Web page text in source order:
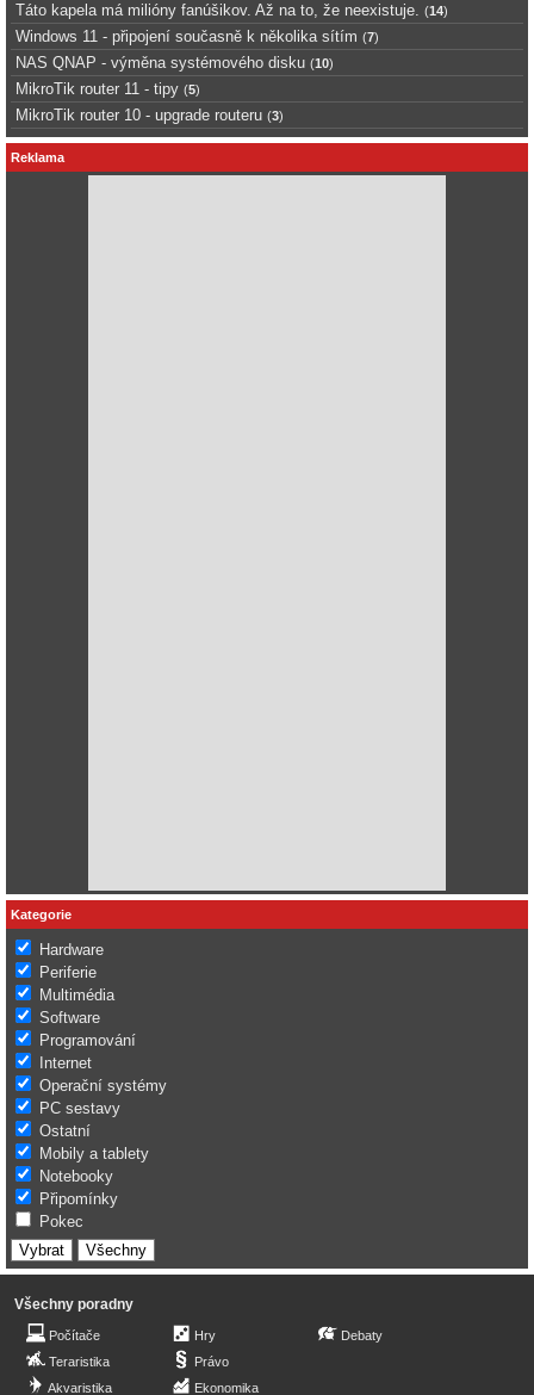
Táto kapela má milióny fanúšikov. Až na to, že neexistuje. (14)
Windows 11 - připojení současně k několika sítím (7)
NAS QNAP - výměna systémového disku (10)
MikroTik router 11 - tipy (5)
MikroTik router 10 - upgrade routeru (3)
Reklama
Kategorie
Hardware
Periferie
Multimédia
Software
Programování
Internet
Operační systémy
PC sestavy
Ostatní
Mobily a tablety
Notebooky
Připomínky
Pokec
Všechny poradny
Počítače
Teraristika
Akvaristika
Hry
Právo
Ekonomika
Debaty